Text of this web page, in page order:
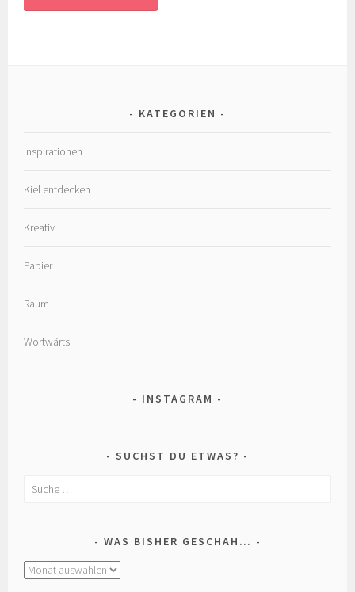
KATEGORIEN
Inspirationen
Kiel entdecken
Kreativ
Papier
Raum
Wortwärts
INSTAGRAM
SUCHST DU ETWAS?
Suche
WAS BISHER GESCHAH…
was